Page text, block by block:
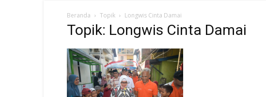
Beranda Topik Longwis Cinta Damai
Topik: Longwis Cinta Damai